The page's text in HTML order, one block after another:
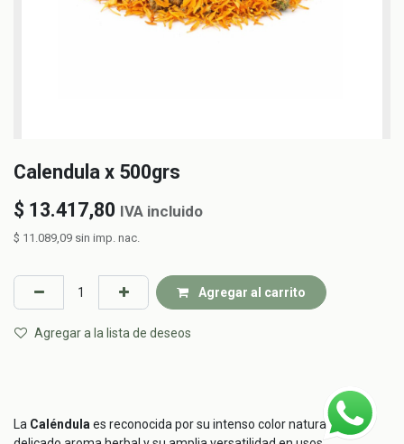
Calendula x 500grs
$ 13.417,80 IVA incluido
$ 11.089,09 sin imp. nac.
Agregar al carrito
Agregar a la lista de deseos
La Caléndula es reconocida por su intenso color natural, su